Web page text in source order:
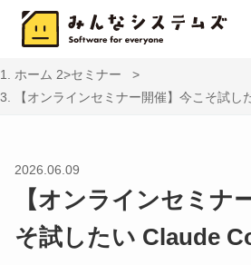
ホーム
セミナー
【オンラインセミナー開催】今こそ試し
2026.06.09
【オンラインセミナ
そ試したい Claude